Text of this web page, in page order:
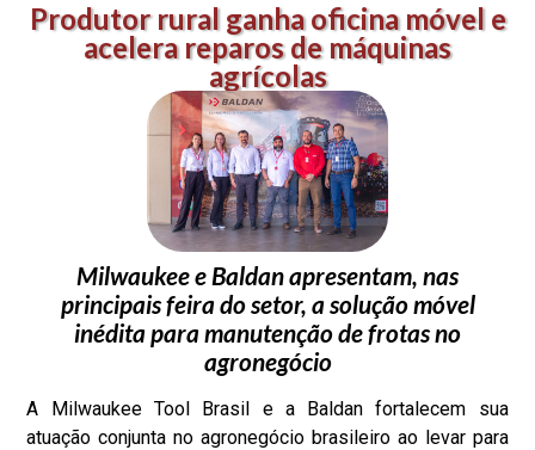
Produtor rural ganha oficina móvel e
acelera reparos de máquinas
agrícolas
Milwaukee e Baldan apresentam, nas
principais feira do setor, a solução móvel
inédita para manutenção de frotas no
agronegócio
A Milwaukee Tool Brasil e a Baldan fortalecem sua
atuação conjunta no agronegócio brasileiro ao levar para